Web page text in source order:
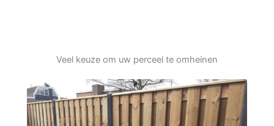
Veel keuze om uw perceel te omheinen